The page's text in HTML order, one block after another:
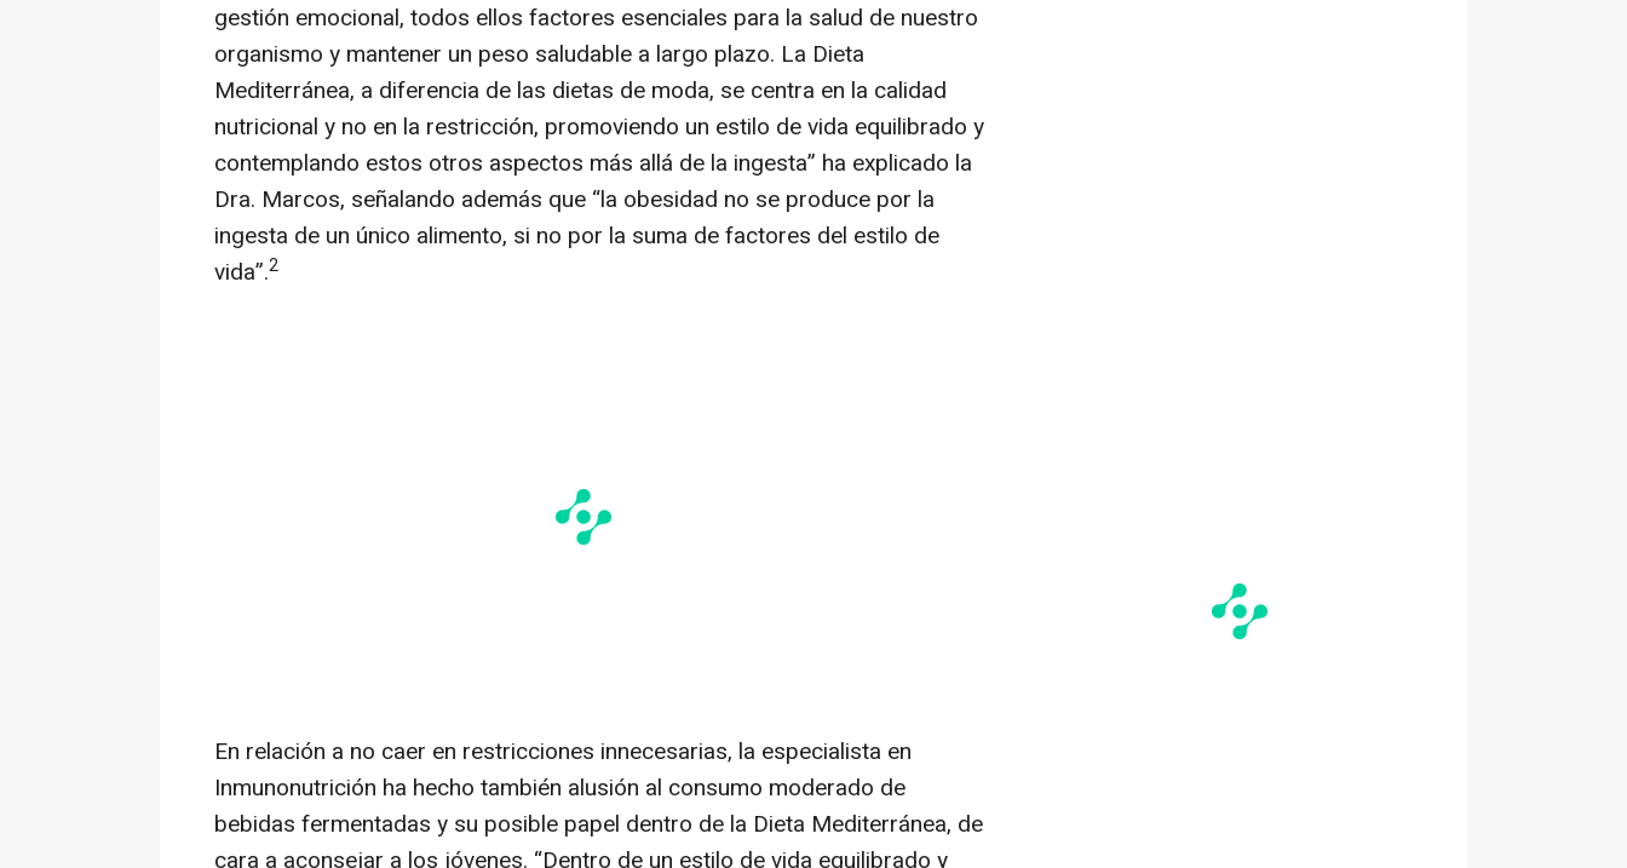
gestión emocional, todos ellos factores esenciales para la salud de nuestro
organismo y mantener un peso saludable a largo plazo. La Dieta
Mediterránea, a diferencia de las dietas de moda, se centra en la calidad
nutricional y no en la restricción, promoviendo un estilo de vida equilibrado y
contemplando estos otros aspectos más allá de la ingesta” ha explicado la
Dra. Marcos, señalando además que “la obesidad no se produce por la
ingesta de un único alimento, si no por la suma de factores del estilo de
vida”.2
En relación a no caer en restricciones innecesarias, la especialista en
Inmunonutrición ha hecho también alusión al consumo moderado de
bebidas fermentadas y su posible papel dentro de la Dieta Mediterránea, de
cara a aconsejar a los jóvenes. “Dentro de un estilo de vida equilibrado y